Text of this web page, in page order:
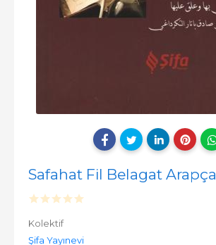
Safahat Fil Belagat Arapça
Kolektif
Şifa Yayınevi